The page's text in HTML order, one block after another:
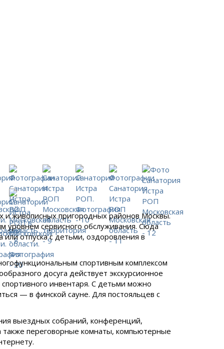
и живописных пригородных районов Москвы.
уровнем сервисного обслуживания. Сюда
отпуска с детьми, оздоровления в
спортивным комплексом
досуга действует экскурсионное
инвентаря. С детьми можно
— в финской сауне. Для постояльцев с
выездных собраний, конференций,
также переговорные комнаты, компьютерные